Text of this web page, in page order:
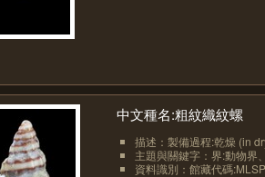
中文種名:粗紋織紋螺
描述：製備過程:乾燥 (in
主題與關鍵字：界:動物界
資料識別：館藏代碼